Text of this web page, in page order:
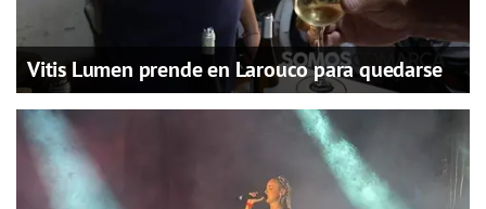
Vitis Lumen prende en Larouco para quedarse